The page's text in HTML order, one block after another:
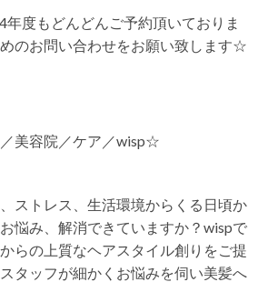
年度もどんどんご予約頂いておりま
のお問い合わせをお願い致します☆
美容院／ケア／wisp☆
ストレス、生活環境からくる日頃か
悩み、解消できていますか？wispで
らの上質なヘアスタイル創りをご提
タッフが細かくお悩みを伺い美髪へ